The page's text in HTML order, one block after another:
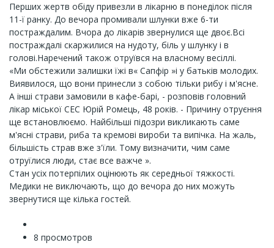
Перших жертв обіду привезли в лікарню в понеділок після
11-ї ранку. До вечора промивали шлунки вже 6-ти
постраждалим. Вчора до лікарів звернулися ще двоє.Всі
постраждалі скаржилися на нудоту, біль у шлунку і в
голові.Наречений також отруївся на власному весіллі.
«Ми обстежили залишки їжі в« Сапфір »і у батьків молодих.
Виявилося, що вони принесли з собою тільки рибу і м'ясне.
А інші страви замовили в кафе-барі, - розповів головний
лікар міської СЕС Юрій Ромець, 48 років. - Причину отруєння
ще встановлюємо. Найбільші підозри викликають саме
м'ясні страви, риба та кремові вироби та випічка. На жаль,
більшість страв вже з'їли. Тому визначити, чим саме
отруїлися люди, стає все важче ».
Стан усіх потерпілих оцінюють як середньої тяжкості.
Медики не виключають, що до вечора до них можуть
звернутися ще кілька гостей.
8 просмотров